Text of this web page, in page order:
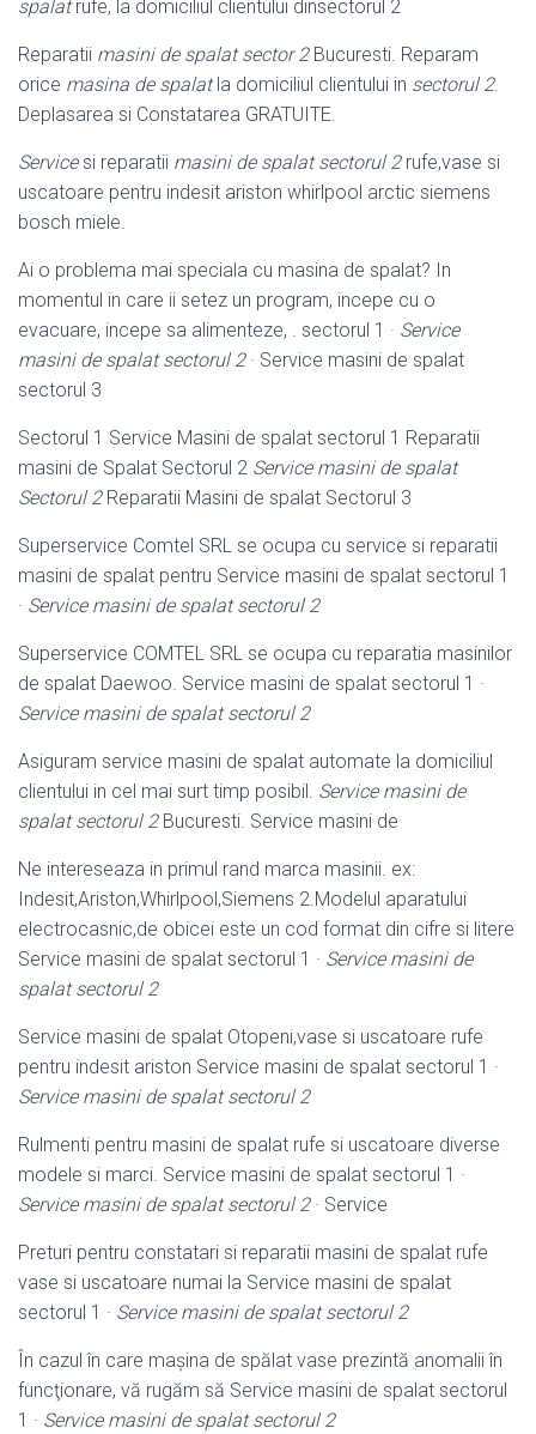
spalatrufe, la domiciliul clientului dinsectorul 2
Reparatii masini de spalat sector 2Bucuresti. Reparam
orice masina de spalatla domiciliul clientului in sectorul 2.
Deplasarea si Constatarea GRATUITE.
Servicesi reparatii masini de spalat sectorul 2rufe,vase si
uscatoare pentru indesit ariston whirlpool arctic siemens
bosch miele.
Ai o problema mai speciala cu masina de spalat? In
momentul in care ii setez un program, incepe cu o
evacuare, incepe sa alimenteze, . sectorul 1 · Service
masini de spalat sectorul 2· Service masini de spalat
sectorul 3
Sectorul 1 Service Masini de spalat sectorul 1 Reparatii
masini de Spalat Sectorul 2 Service masini de spalat
Sectorul 2Reparatii Masini de spalat Sectorul 3
Superservice Comtel SRL se ocupa cu service si reparatii
masini de spalat pentru Service masini de spalat sectorul 1
· Service masini de spalat sectorul 2
Superservice COMTEL SRL se ocupa cu reparatia masinilor
de spalat Daewoo. Service masini de spalat sectorul 1 ·
Service masini de spalat sectorul 2
Asiguram service masini de spalat automate la domiciliul
clientului in cel mai surt timp posibil. Service masini de
spalat sectorul 2Bucuresti. Service masini de
Ne intereseaza in primul rand marca masinii. ex:
Indesit,Ariston,Whirlpool,Siemens 2.Modelul aparatului
electrocasnic,de obicei este un cod format din cifre si litere
Service masini de spalat sectorul 1 · Service masini de
spalat sectorul 2
Service masini de spalat Otopeni,vase si uscatoare rufe
pentru indesit ariston Service masini de spalat sectorul 1 ·
Service masini de spalat sectorul 2
Rulmenti pentru masini de spalat rufe si uscatoare diverse
modele si marci. Service masini de spalat sectorul 1 ·
Service masini de spalat sectorul 2· Service
Preturi pentru constatari si reparatii masini de spalat rufe
vase si uscatoare numai la Service masini de spalat
sectorul 1 · Service masini de spalat sectorul 2
În cazul în care mașina de spălat vase prezintă anomalii în
funcţionare, vă rugăm să Service masini de spalat sectorul
1 · Service masini de spalat sectorul 2